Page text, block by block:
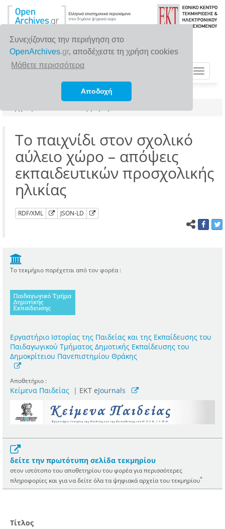
Συνεχίζοντας την περιήγηση στο
OpenArchives.gr, αποδέχεστε τη χρήση cookies
Μάθετε περισσότερα
Αποδοχή
Toggle
Το παιχνίδι στον σχολικό
αύλειο χώρο – απόψεις
εκπαιδευτικών προσχολικής
ηλικίας
RDF/XML JSON-LD
Το τεκμήριο παρέχεται από τον φορέα :
Εργαστήριο Ιστορίας της Παιδείας και της Εκπαίδευσης του
Παιδαγωγικού Τμήματος Δημοτικής Εκπαίδευσης του
Δημοκρίτειου Πανεπιστημίου Θράκης
Αποθετήριο :
Κείμενα Παιδείας | ΕΚΤ eJournals
δείτε την πρωτότυπη σελίδα τεκμηρίου
στον ιστότοπο του αποθετηρίου του φορέα για περισσότερες
πληροφορίες και για να δείτε όλα τα ψηφιακά αρχεία του τεκμηρίου*
Τίτλος